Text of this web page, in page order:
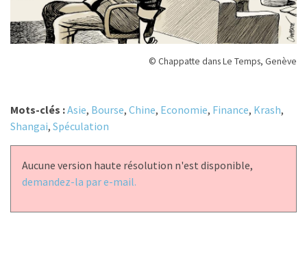
© Chappatte dans Le Temps, Genève
Mots-clés :Asie, Bourse, Chine, Economie, Finance, Krash,
Shangai, Spéculation
Aucune version haute résolution n'est disponible,
demandez-la par e-mail.